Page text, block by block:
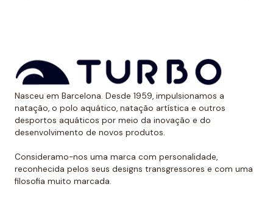
isso recomendamos ir um tamanho maior do que o
habitual. No caso de compará-lo com o fato de banho
de alça larga Turbo, sugerimos optar por um tamanho
menor, já que eles são um pouco maiores.
Nasceu em Barcelona. Desde 1959, impulsionamos a
natação, o polo aquático, natação artística e outros
desportos aquáticos por meio da inovação e do
desenvolvimento de novos produtos.
Consideramo-nos uma marca com personalidade,
reconhecida pelos seus designs transgressores e com uma
filosofia muito marcada.